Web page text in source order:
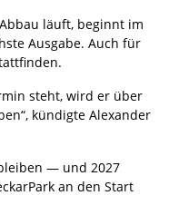
läuft, beginnt im
Ausgabe. Auch für
steht, wird er über
kündigte Alexander
— und 2027
an den Start